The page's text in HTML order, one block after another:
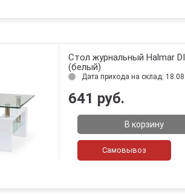
Стол журнальный Halmar
(белый)
Дата прихода на склад:
641 руб.
В корзину
Самовывоз